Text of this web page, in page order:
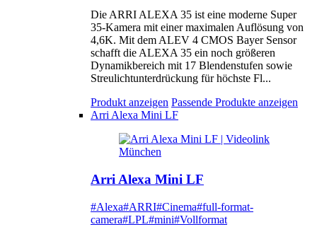
Die ARRI ALEXA 35 ist eine moderne Super
35-Kamera mit einer maximalen Auflösung von
4,6K. Mit dem ALEV 4 CMOS Bayer Sensor
schafft die ALEXA 35 ein noch größeren
Dynamikbereich mit 17 Blendenstufen sowie
Streulichtunterdrückung für höchste Fl...
Produkt anzeigen Passende Produkte anzeigen
Arri Alexa Mini LF
Arri Alexa Mini LF
#Alexa#ARRI#Cinema#full-format-
camera#LPL#mini#Vollformat